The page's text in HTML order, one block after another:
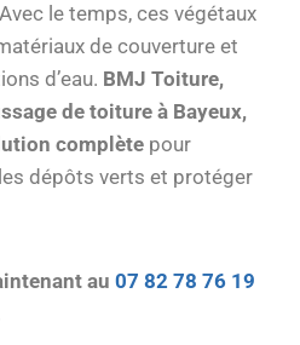
le temps, ces végétaux
de couverture et
d’eau. BMJ Toiture,
de toiture à Bayeux,
complète pour
dépôts verts et protéger
au 07 82 78 76 19